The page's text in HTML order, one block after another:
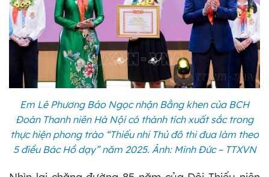
Em Lê Phương Bảo Ngọc nhận Bằng khen của BCH
Đoàn Thanh niên Hà Nội có thành tích xuất sắc trong
thực hiện phong trào “Thiếu nhi Thủ đô thi đua làm theo
5 điều Bác Hồ dạy” năm 2025. Ảnh: Minh Đức – TTXVN